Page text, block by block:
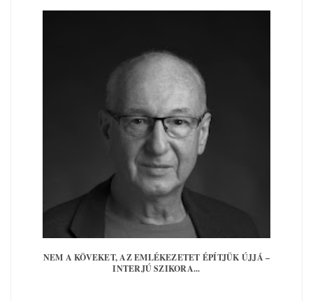
NEM A KÖVEKET, AZ EMLÉKEZETET ÉPÍTJÜK ÚJJÁ –
INTERJÚ SZIKORA...